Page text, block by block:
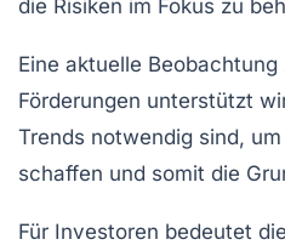
die Risiken im Fokus zu
Eine aktuelle
Förderungen unterstützt
Trends notwendig sind,
schaffen und somit die
Für Investoren bedeutet